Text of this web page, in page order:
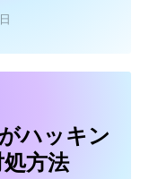
ハッキン
方法